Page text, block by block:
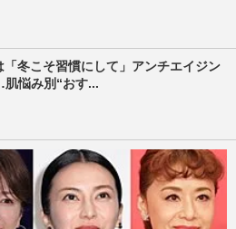
「冬こそ習慣にして」アンチエイジン
悩み別“おす...